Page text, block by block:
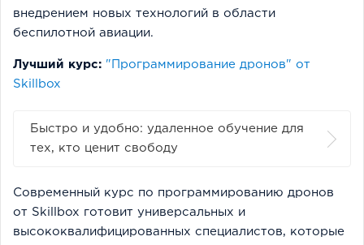
внедрением новых технологий в области
беспилотной авиации.
Лучший курс: "Программирование дронов" от
Skillbox
Быстро и удобно: удаленное обучение для
тех, кто ценит свободу
Современный курс по программированию дронов
от Skillbox готовит универсальных и
высококвалифицированных специалистов, которые